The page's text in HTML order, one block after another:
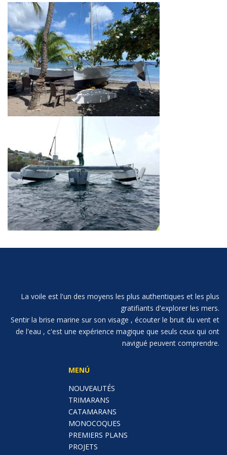
La voile est l'un des moyens les plus authentiques et les plus
gratifiants d'explorer les mers.
Sentir la brise marine sur son visage , écouter le bruit du vent et
de l'eau , c'est une expérience magique que seuls ceux qui ont
navigué peuvent comprendre.
MENÚ
NOUVEAUTÉS
TRIMARANS
CATAMARANS
MONOCOQUES
PREMIERS PLANS
PROJETS